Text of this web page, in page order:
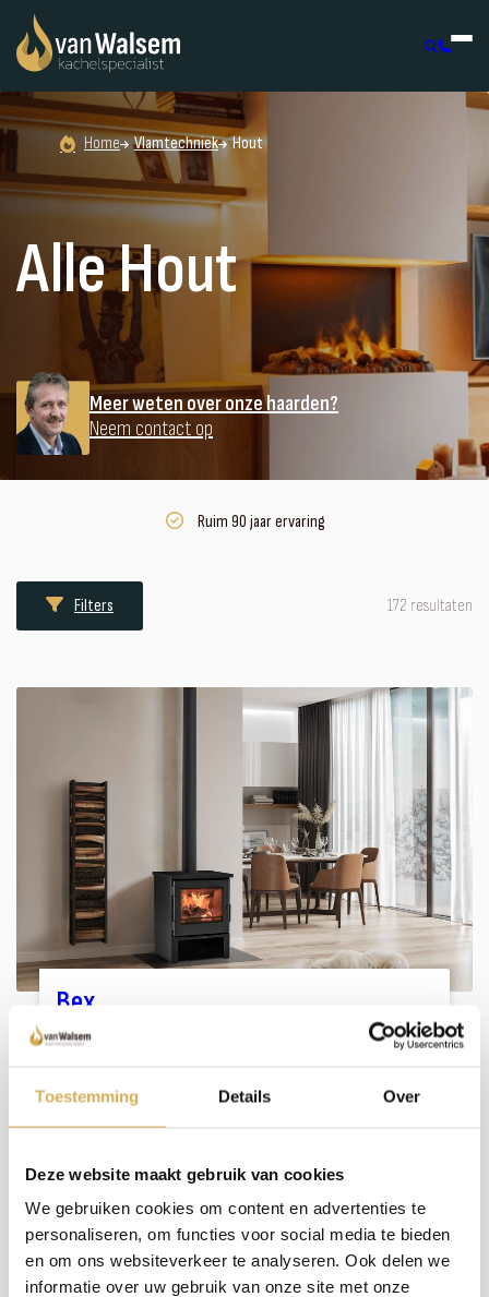
Toestemming Details Over
Deze website maakt gebruik van cookies
We gebruiken cookies om content en advertenties te
personaliseren, om functies voor social media te bieden
en om ons websiteverkeer te analyseren. Ook delen we
informatie over uw gebruik van onze site met onze
Home Vlamtechniek Hout
Alle Hout
Meer weten over onze haarden?
Neem contact op
Ruim 90 jaar ervaring
Filters 172 resultaten
Bex
Nordic Fire
deur, die een gezellige sfeer creëert.
1 ... 16 17 18 19 20